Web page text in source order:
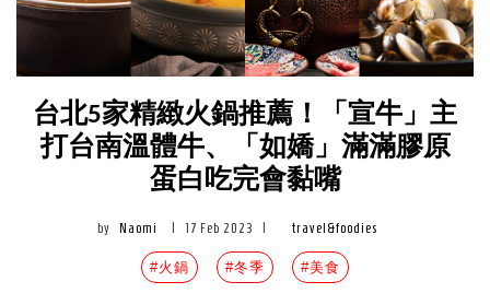
台北5家精緻火鍋推薦！「宣牛」主
打台南溫體牛、「如嬌」滿滿膠原
蛋白吃完會黏嘴
by Naomi 17 Feb 2023 travel&foodies
#火鍋 #冬季 #美食